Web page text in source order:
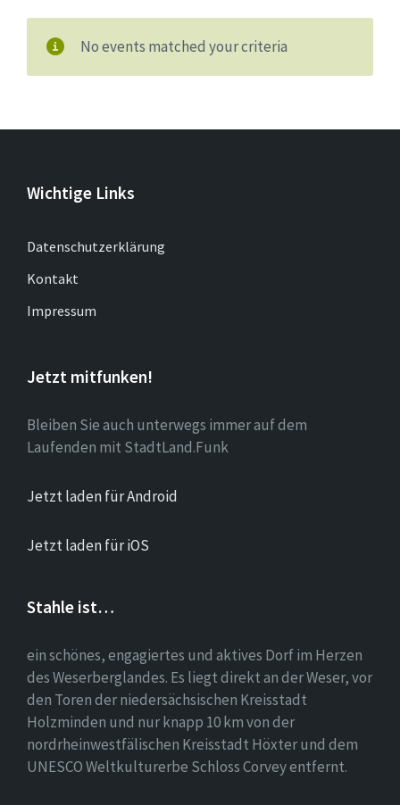
No events matched your criteria
Wichtige Links
Datenschutzerklärung
Kontakt
Impressum
Jetzt mitfunken!
Bleiben Sie auch unterwegs immer auf dem
Laufenden mit StadtLand.Funk
Jetzt laden für Android
Jetzt laden für iOS
Stahle ist…
ein schönes, engagiertes und aktives Dorf im Herzen
des Weserberglandes. Es liegt direkt an der Weser, vor
den Toren der niedersächsischen Kreisstadt
Holzminden und nur knapp 10 km von der
nordrheinwestfälischen Kreisstadt Höxter und dem
UNESCO Weltkulturerbe Schloss Corvey entfernt.